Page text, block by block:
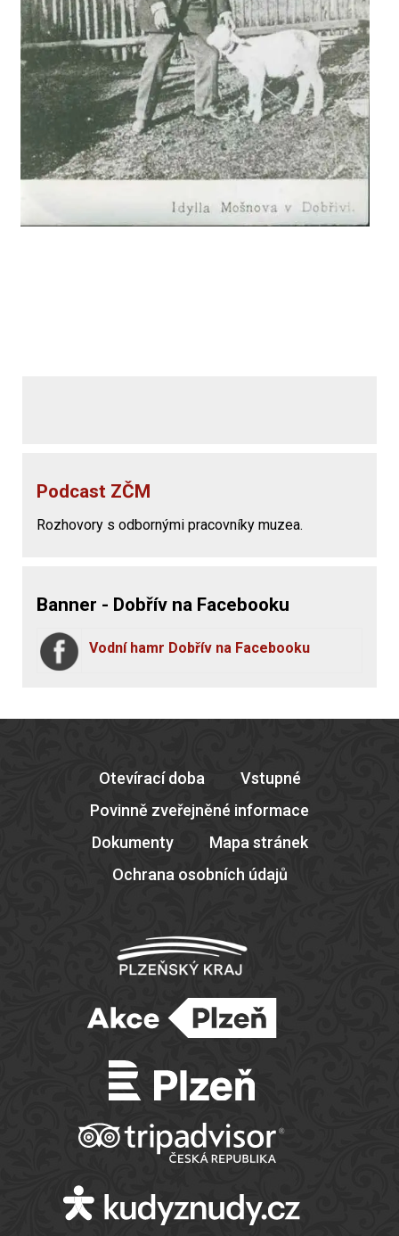
Podcast ZČM
Rozhovory s odbornými pracovníky muzea.
Banner - Dobřív na Facebooku
Vodní hamr Dobřív na Facebooku
Otevírací doba
Vstupné
Povinně zveřejněné informace
Dokumenty
Mapa stránek
Ochrana osobních údajů